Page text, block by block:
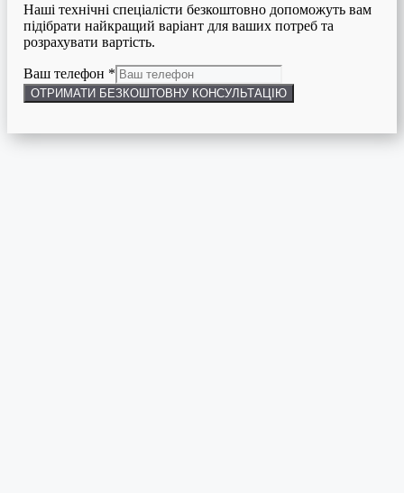
Наші технічні спеціалісти безкоштовно допоможуть вам
підібрати найкращий варіант для ваших потреб та
розрахувати вартість.
Ваш телефон *
ОТРИМАТИ БЕЗКОШТОВНУ КОНСУЛЬТАЦІЮ